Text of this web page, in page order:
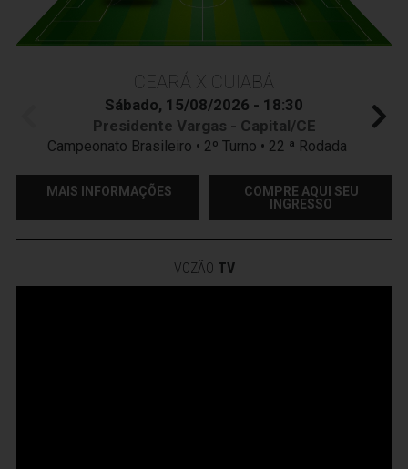
CEARÁ X CUIABÁ
Sábado, 15/08/2026 - 18:30
Presidente Vargas - Capital/CE
Campeonato Brasileiro • 2º Turno • 22 ª Rodada
MAIS INFORMAÇÕES
COMPRE AQUI SEU
INGRESSO
VOZÃO TV